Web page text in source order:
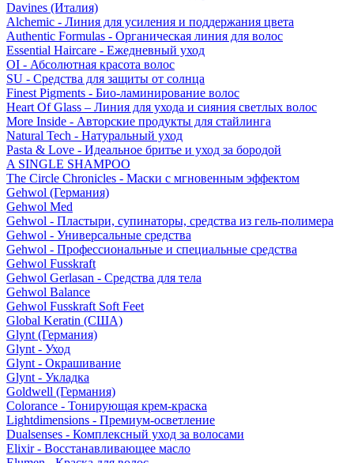
Davines (Италия)
Alchemic - Линия для усиления и поддержания цвета
Authentic Formulas - Органическая линия для волос
Essential Haircare - Eжедневный уход
OI - Абсолютная красота волос
SU - Средства для защиты от солнца
Finest Pigments - Био-ламинирование волос
Heart Of Glass – Линия для ухода и сияния светлых волос
More Inside - Авторские продукты для стайлинга
Natural Tech - Натуральный уход
Pasta & Love - Идеальное бритье и уход за бородой
A SINGLE SHAMPOO
The Circle Chronicles - Маски с мгновенным эффектом
Gehwol (Германия)
Gehwol Med
Gehwol - Пластыри, супинаторы, средства из гель-полимера
Gehwol - Универсальные средства
Gehwol - Профессиональные и специальные средства
Gehwol Fusskraft
Gehwol Gerlasan - Средства для тела
Gehwol Balance
Gehwol Fusskraft Soft Feet
Global Keratin (США)
Glynt (Германия)
Glynt - Уход
Glynt - Окрашивание
Glynt - Укладка
Goldwell (Германия)
Colorance - Тонирующая крем-краска
Lightdimensions - Премиум-осветление
Dualsenses - Комплексный уход за волосами
Elixir - Восстанавливающее масло